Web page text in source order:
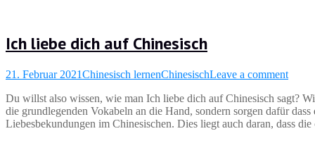
Ich liebe dich auf Chinesisch
21. Februar 2021Chinesisch lernenChinesischLeave a comment
Du willst also wissen, wie man Ich liebe dich auf Chinesisch sagt?
die grundlegenden Vokabeln an die Hand, sondern sorgen dafür
Liebesbekundungen im Chinesischen. Dies liegt auch daran, dass